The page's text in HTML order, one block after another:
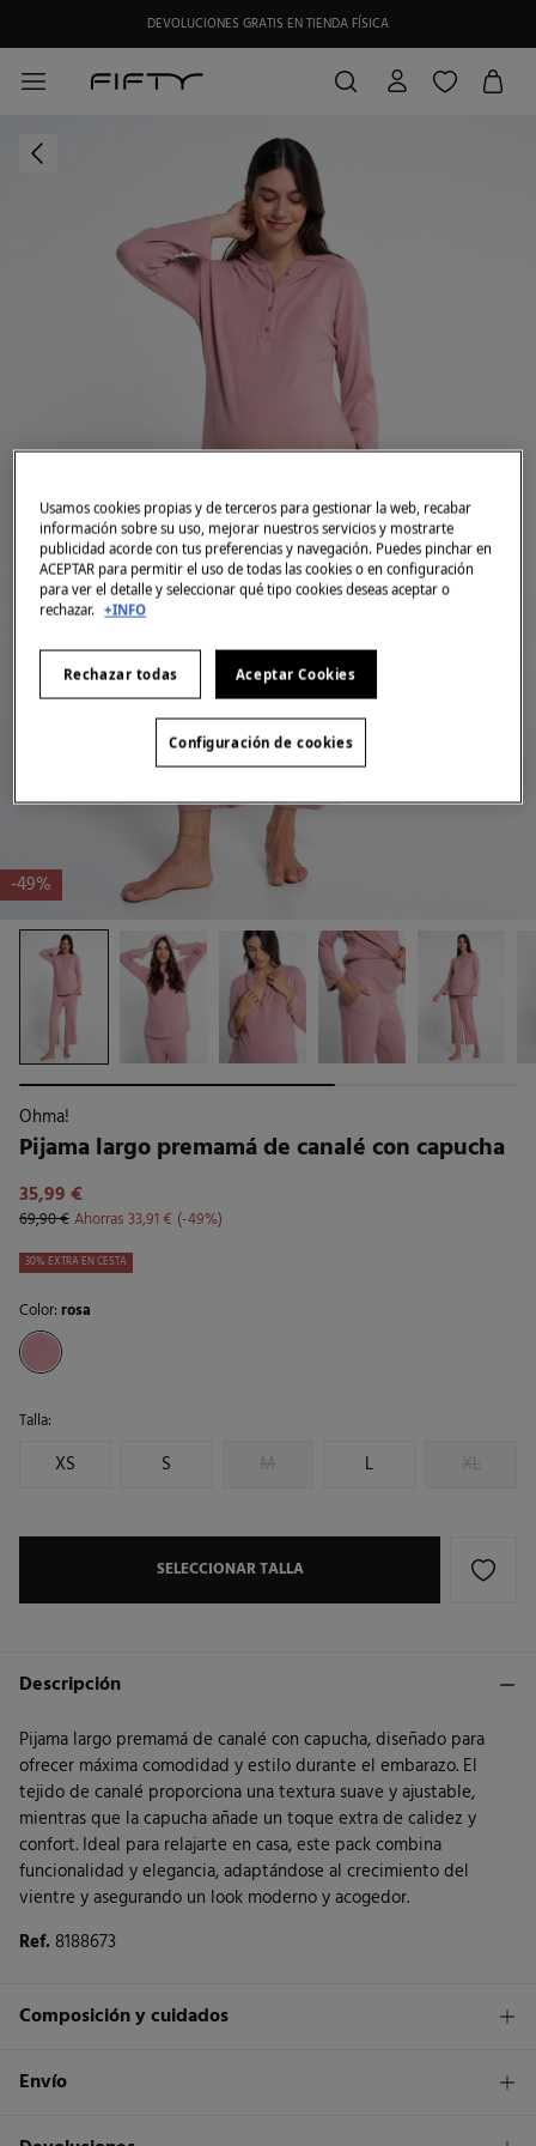
DEVOLUCIONES GRATIS EN TIENDA FÍSICA
-49%
Ohma!
Pijama largo premamá de canalé con capucha
35,99 €
69,90 €Ahorras33,91 € 49
30% EXTRA EN CESTA
Color:rosa
Talla:
XS S M L XL
SELECCIONAR TALLA
Descripción
Pijama largo premamá de canalé con capucha, diseñado para
ofrecer máxima comodidad y estilo durante el embarazo. El
tejido de canalé proporciona una textura suave y ajustable,
mientras que la capucha añade un toque extra de calidez y
confort. Ideal para relajarte en casa, este pack combina
funcionalidad y elegancia, adaptándose al crecimiento del
vientre y asegurando un look moderno y acogedor.
Ref. 8188673
Composición y cuidados
Composición
Envío
Envío a tienda
1,95€
Usamos cookies propias y de terceros para gestionar la web, recabar
información sobre su uso, mejorar nuestros servicios y mostrarte
publicidad acorde con tus preferencias y navegación. Puedes pinchar en
ACEPTAR para permitir el uso de todas las cookies o en configuración
para ver el detalle y seleccionar qué tipo cookies deseas aceptar o
rechazar. +INFO
Rechazar todas Aceptar Cookies
Configuración de cookies